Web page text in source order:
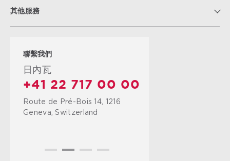
其他服務
聯繫我們
日內瓦
+41 22 717 00 00
Route de Pré-Bois 14, 1216
Geneva, Switzerland